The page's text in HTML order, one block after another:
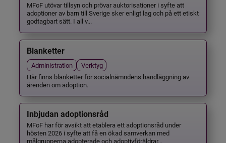
MFoF utövar tillsyn och prövar auktorisationer i syfte att
adoptioner av barn till Sverige sker enligt lag och på ett etiskt
godtagbart sätt. I all v...
Blanketter
Administration
Verktyg
Här finns blanketter för socialnämndens handläggning av
ärenden om adoption.
Inbjudan adoptionsråd
MFoF har för avsikt att etablera ett adoptionsråd under
hösten 2026 i syfte att få en ökad samverkan med
målgrupperna adopterade och adoptivföräldrar...